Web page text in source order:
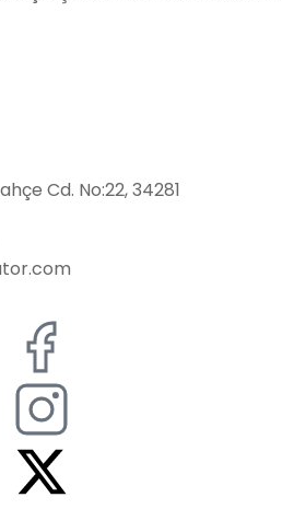
Cd. No:22, 34281